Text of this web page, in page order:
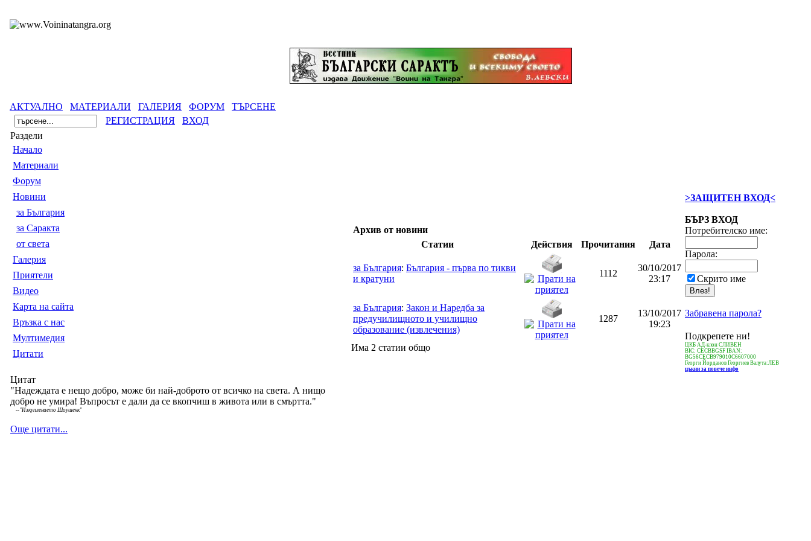
АКТУАЛНО МАТЕРИАЛИ ГАЛЕРИЯ ФОРУМ
ТЪРСЕНЕ
РЕГИСТРАЦИЯ
ВХОД
Раздели
Началo
Материали
Форум
Новини
за България
за Саракта
от света
Галерия
Приятели
Видео
Карта на сайта
Връзка с нас
Мултимедия
Цитати
Цитат
"Надеждата е нещо добро, може би най-доброто от всичко на света. А нищо
добро не умира! Въпросът е дали да се вкопчиш в живота или в смъртта."
--"Изкуплението Шоушенк"
Още цитати...
Архив от новини
Статии
Действия Прочитания Дата
за България: България - първа по тикви
и кратуни
1112
30/10/2017
23:17
за България: Закон и Наредба за
предучилищното и училищно
образование (извлечения)
1287
13/10/2017
19:23
Има 2 статии общо
>ЗАЩИТЕН ВХОД<
БЪРЗ ВХОД
Потребителско име:
Парола:
Скрито име
Забравена парола?
Подкрепете ни!
ЦКБ АД-клон СЛИВЕН
BIC: CECBBGSF IBAN:
BG56CECB979010C6607000
Георги Йорданов Георгиев Валута:ЛЕВ
цъкни за повече инфо